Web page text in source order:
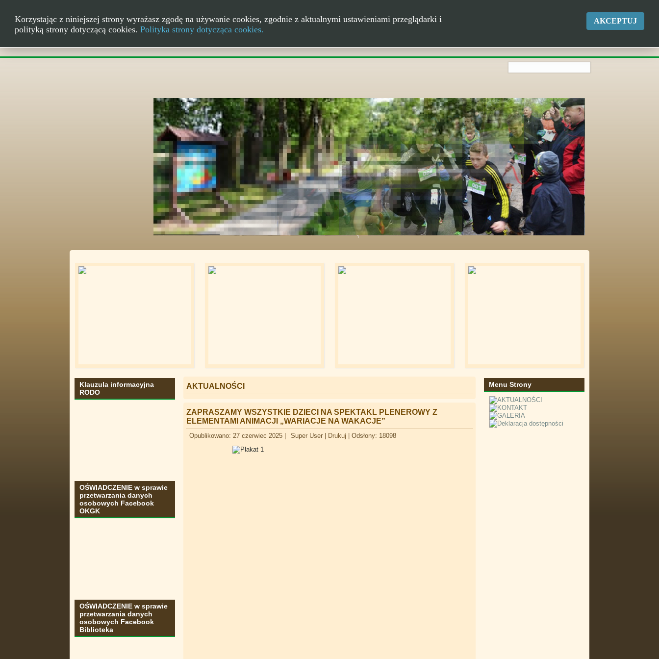
Klauzula informacyjna
RODO
OŚWIADCZENIE w sprawie
przetwarzania danych
osobowych Facebook
OKGK
OŚWIADCZENIE w sprawie
przetwarzania danych
osobowych Facebook
Biblioteka
AKTUALNOŚCI
ZAPRASZAMY WSZYSTKIE DZIECI NA SPEKTAKL PLENEROWY Z
ELEMENTAMI ANIMACJI „WARIACJE NA WAKACJE”
Opublikowano: 27 czerwiec 2025 Super User Drukuj Odsłony: 18098
Menu Strony
Korzystając z niniejszej strony wyrażasz zgodę na używanie cookies, zgodnie z aktualnymi ustawieniami przeglądarki i
polityką strony dotyczącą cookies. Polityka strony dotycząca cookies.
AKCEPTUJ